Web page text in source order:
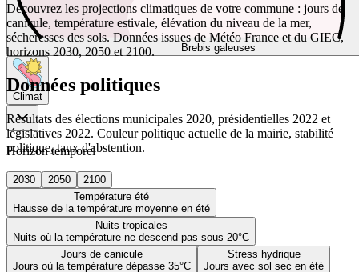
Brebis galeuses
Climat
Horizon temporel
2030 2050
2100
Température été
Hausse de la température moyenne en été
Nuits tropicales
Nuits où la température ne descend pas sous 20°C
Jours de canicule
Jours où la température dépasse 35°C
Stress hydrique
Jours avec sol sec en été
Découvrez les projections climatiques de votre commune : jours de
canicule, température estivale, élévation du niveau de la mer,
sécheresses des sols. Données issues de Météo France et du GIEC,
horizons 2030, 2050 et 2100.
Données politiques
Résultats des élections municipales 2020, présidentielles 2022 et
législatives 2022. Couleur politique actuelle de la mairie, stabilité
politique, taux d'abstention.